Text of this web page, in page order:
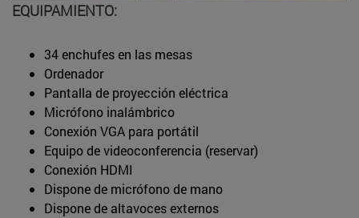
EQUIPAMIENTO:
34 enchufes en las mesas
Ordenador
Pantalla de proyección eléctrica
Micrófono inalámbrico
Conexión VGA para portátil
Equipo de videoconferencia (reservar)
Conexión HDMI
Dispone de micrófono de mano
Dispone de altavoces externos